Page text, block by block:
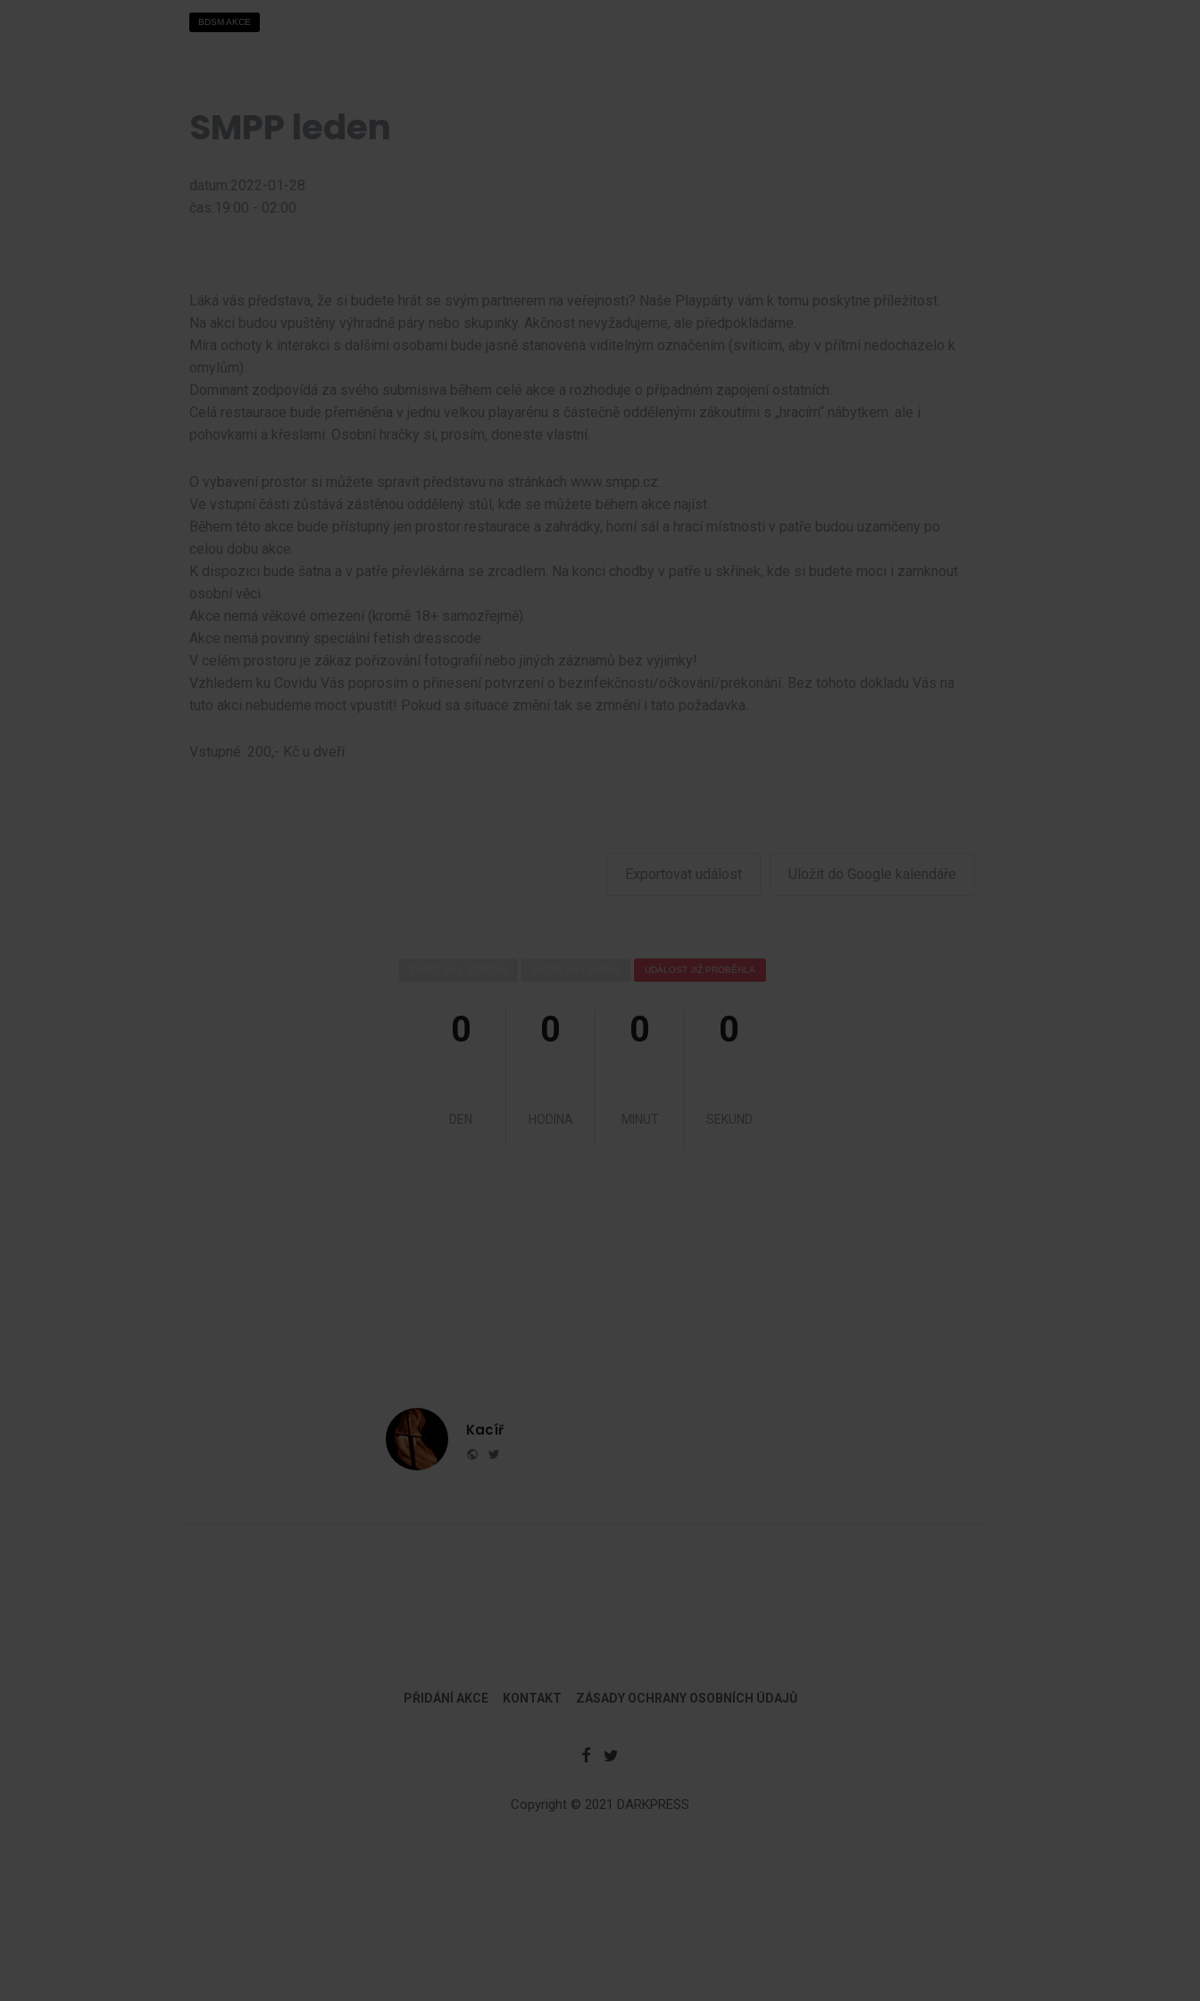
BDSM AKCE
SMPP leden
datum:2022-01-28
čas:19:00 - 02:00
Láká vás představa, že si budete hrát se svým partnerem na veřejnosti? Naše Playpárty vám k tomu poskytne příležitost.
Na akci budou vpuštěny výhradně páry nebo skupinky. Akčnost nevyžadujeme, ale předpokládáme.
Míra ochoty k interakci s dalšími osobami bude jasně stanovena viditelným označením (svítícím, aby v přítmí nedocházelo k
omylům).
Dominant zodpovídá za svého submisiva během celé akce a rozhoduje o případném zapojení ostatních.
Celá restaurace bude přeměněna v jednu velkou playarénu s částečně oddělenými zákoutími s „hracím“ nábytkem. ale i
pohovkami a křeslami. Osobní hračky si, prosím, doneste vlastní.
O vybavení prostor si můžete spravit představu na stránkách www.smpp.cz.
Ve vstupní části zůstává zástěnou oddělený stůl, kde se můžete během akce najíst.
Během této akce bude přístupný jen prostor restaurace a zahrádky, horní sál a hrací místnosti v patře budou uzamčeny po
celou dobu akce.
K dispozici bude šatna a v patře převlékárna se zrcadlem. Na konci chodby v patře u skřínek, kde si budete moci i zamknout
osobní věci.
Akce nemá věkové omezení (kromě 18+ samozřejmě).
Akce nemá povinný speciální fetish dresscode.
V celém prostoru je zákaz pořizování fotografií nebo jiných záznamů bez výjimky!
Vzhledem ku Covidu Vás poprosím o přinesení potvrzení o bezinfekčnosti/očkování/prekonání. Bez tohoto dokladu Vás na
tuto akci nebudeme moct vpustit! Pokud sa situace změní tak se zmnění i tato požadavka.
Vstupné: 200,- Kč u dveří
Exportovat událost Uložit do Google kalendáře
UDÁLOST JIŽ PROBĚHLA
0
DEN
0
HODINA
0
MINUT
0
SEKUND
Kacíř
Website
PŘIDÁNÍ AKCE KONTAKT ZÁSADY OCHRANY OSOBNÍCH ÚDAJŮ
Copyright © 2021 DARKPRESS